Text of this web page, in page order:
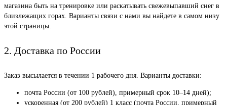
магазина быть на тренировке или раскатывать свежевыпавший снег в
близлежащих горах. Варианты связи с нами вы найдете в самом низу
этой страницы.
2. Доставка по России
Заказ высылается в течении 1 рабочего дня. Варианты доставки:
почта России (от 100 рублей), примерный срок 10–14 дней);
ускоренная (от 200 рублей) 1 класс (почта России, примерный